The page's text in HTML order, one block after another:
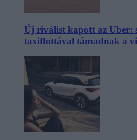
Új riválist kapott az Uber:
taxiflottával támadnak a